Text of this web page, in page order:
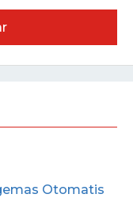
Otomatis